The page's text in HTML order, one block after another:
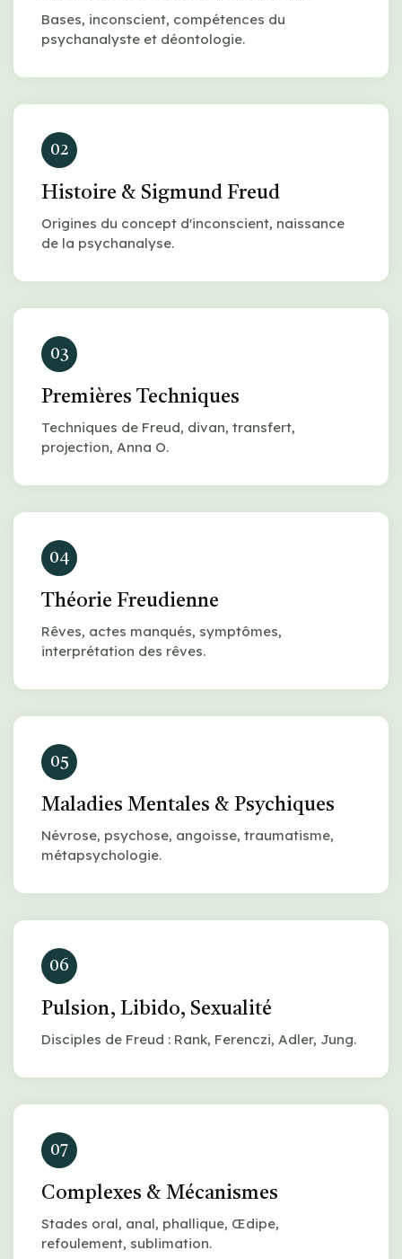
Bases, inconscient, compétences du
psychanalyste et déontologie.
02
Histoire & Sigmund Freud
Origines du concept d'inconscient, naissance
de la psychanalyse.
03
Premières Techniques
Techniques de Freud, divan, transfert,
projection, Anna O.
04
Théorie Freudienne
Rêves, actes manqués, symptômes,
interprétation des rêves.
05
Maladies Mentales & Psychiques
Névrose, psychose, angoisse, traumatisme,
métapsychologie.
06
Pulsion, Libido, Sexualité
Disciples de Freud : Rank, Ferenczi, Adler, Jung.
07
Complexes & Mécanismes
Stades oral, anal, phallique, Œdipe,
refoulement, sublimation.